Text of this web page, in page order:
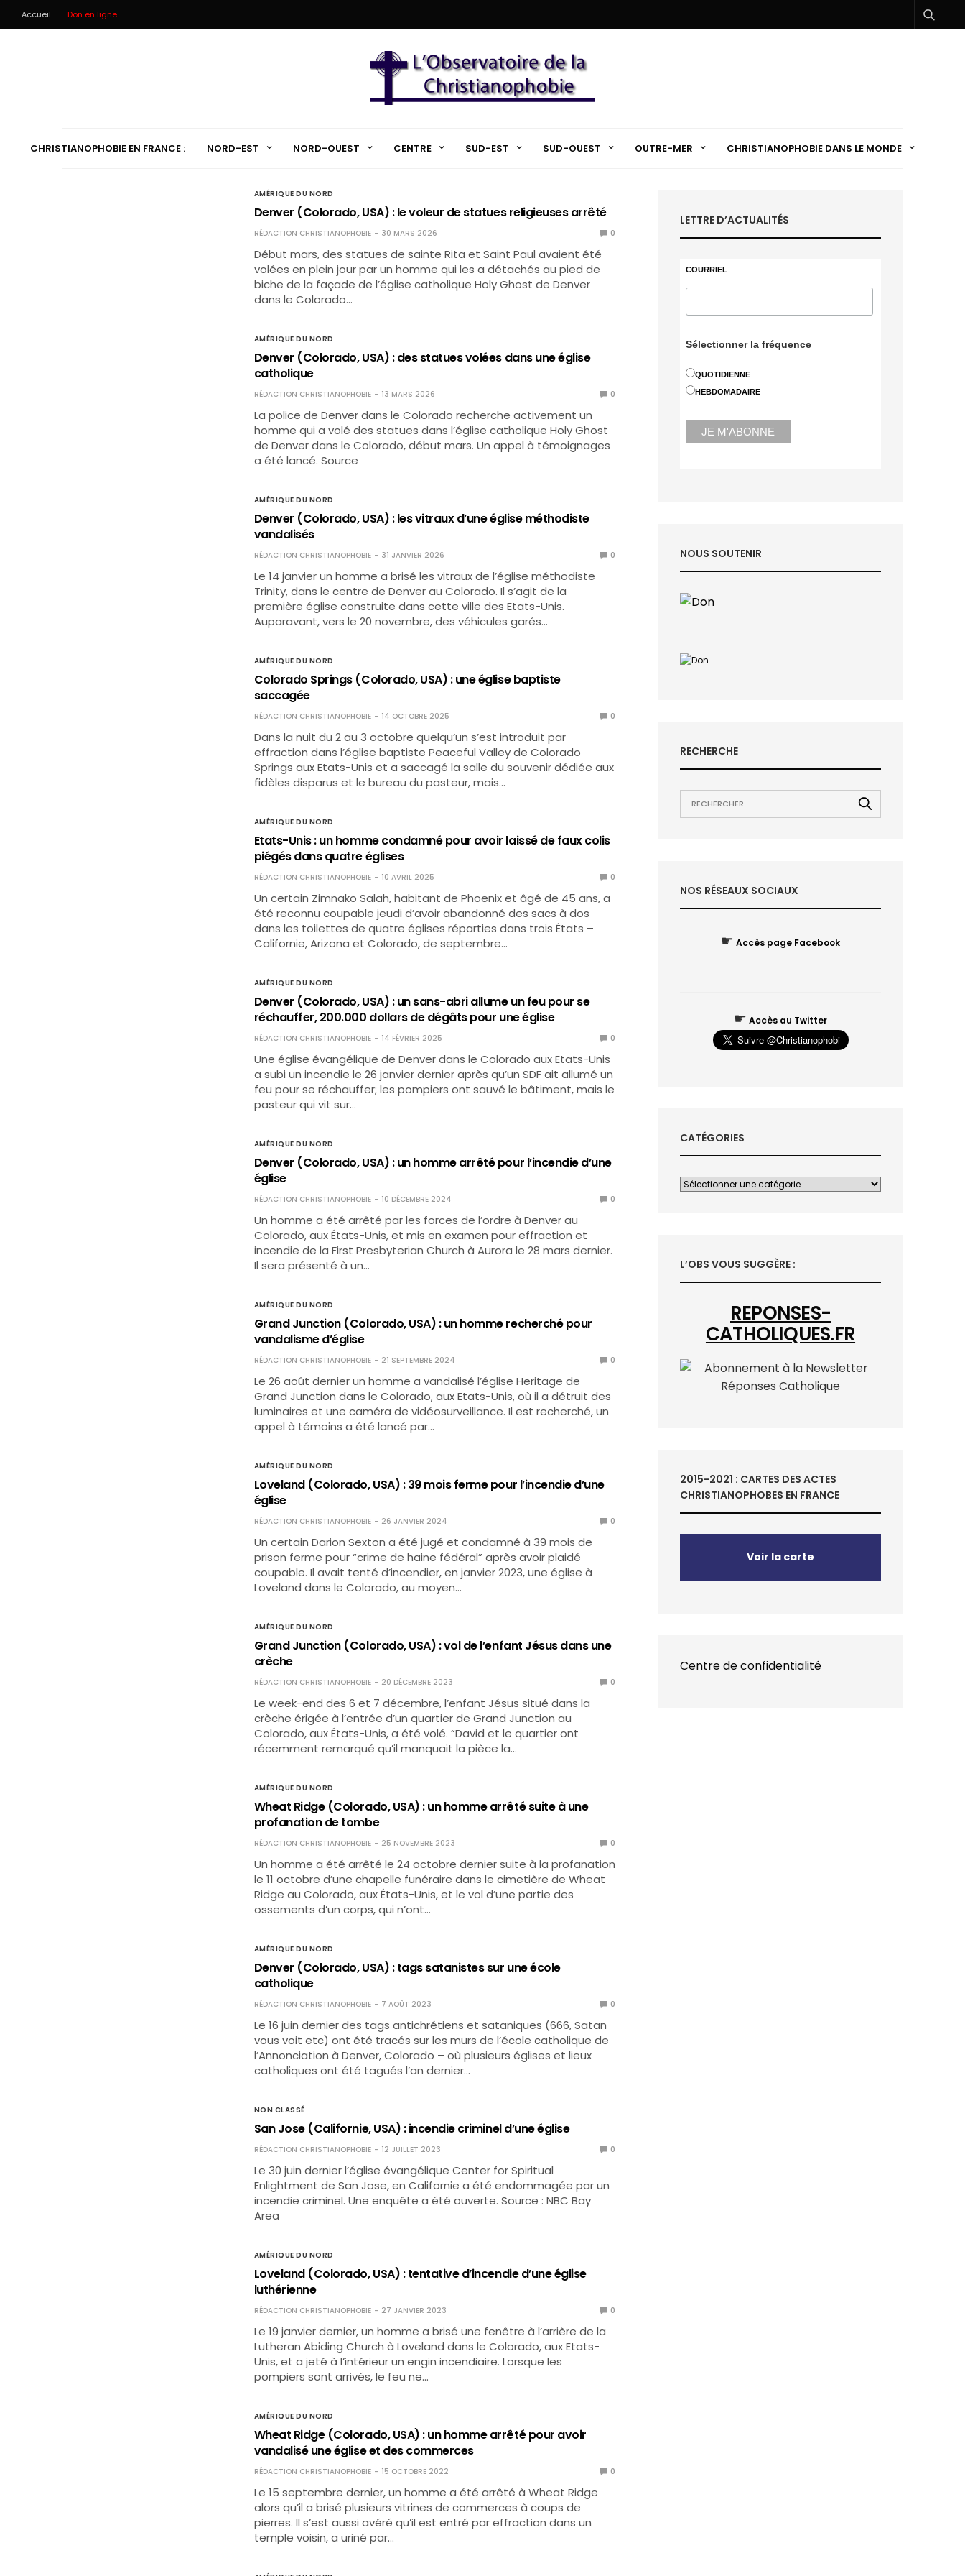
Accueil Don en ligne
CHRISTIANOPHOBIE EN FRANCE : NORD-EST NORD-OUEST CENTRE SUD-EST SUD-OUEST OUTRE-MER CHRISTIANOPHOBIE DANS LE MONDE
AMÉRIQUE DU NORD
Denver (Colorado, USA) : le voleur de statues religieuses arrêté
RÉDACTION CHRISTIANOPHOBIE 30 MARS 2026 0
Début mars, des statues de sainte Rita et Saint Paul avaient été
volées en plein jour par un homme qui les a détachés au pied de
biche de la façade de l’église catholique Holy Ghost de Denver
dans le Colorado…
AMÉRIQUE DU NORD
Denver (Colorado, USA) : des statues volées dans une église
catholique
RÉDACTION CHRISTIANOPHOBIE 13 MARS 2026 0
La police de Denver dans le Colorado recherche activement un
homme qui a volé des statues dans l’église catholique Holy Ghost
de Denver dans le Colorado, début mars. Un appel à témoignages
a été lancé. Source
AMÉRIQUE DU NORD
Denver (Colorado, USA) : les vitraux d’une église méthodiste
vandalisés
RÉDACTION CHRISTIANOPHOBIE 31 JANVIER 2026 0
Le 14 janvier un homme a brisé les vitraux de l’église méthodiste
Trinity, dans le centre de Denver au Colorado. Il s’agit de la
première église construite dans cette ville des Etats-Unis.
Auparavant, vers le 20 novembre, des véhicules garés…
AMÉRIQUE DU NORD
Colorado Springs (Colorado, USA) : une église baptiste
saccagée
RÉDACTION CHRISTIANOPHOBIE 14 OCTOBRE 2025 0
Dans la nuit du 2 au 3 octobre quelqu’un s’est introduit par
effraction dans l’église baptiste Peaceful Valley de Colorado
Springs aux Etats-Unis et a saccagé la salle du souvenir dédiée aux
fidèles disparus et le bureau du pasteur, mais…
AMÉRIQUE DU NORD
Etats-Unis : un homme condamné pour avoir laissé de faux colis
piégés dans quatre églises
RÉDACTION CHRISTIANOPHOBIE 10 AVRIL 2025 0
Un certain Zimnako Salah, habitant de Phoenix et âgé de 45 ans, a
été reconnu coupable jeudi d’avoir abandonné des sacs à dos
dans les toilettes de quatre églises réparties dans trois États –
Californie, Arizona et Colorado, de septembre…
AMÉRIQUE DU NORD
Denver (Colorado, USA) : un sans-abri allume un feu pour se
réchauffer, 200.000 dollars de dégâts pour une église
RÉDACTION CHRISTIANOPHOBIE 14 FÉVRIER 2025 0
Une église évangélique de Denver dans le Colorado aux Etats-Unis
a subi un incendie le 26 janvier dernier après qu’un SDF ait allumé un
feu pour se réchauffer; les pompiers ont sauvé le bâtiment, mais le
pasteur qui vit sur…
AMÉRIQUE DU NORD
Denver (Colorado, USA) : un homme arrêté pour l’incendie d’une
église
RÉDACTION CHRISTIANOPHOBIE 10 DÉCEMBRE 2024 0
Un homme a été arrêté par les forces de l’ordre à Denver au
Colorado, aux États-Unis, et mis en examen pour effraction et
incendie de la First Presbyterian Church à Aurora le 28 mars dernier.
Il sera présenté à un…
AMÉRIQUE DU NORD
Grand Junction (Colorado, USA) : un homme recherché pour
vandalisme d’église
RÉDACTION CHRISTIANOPHOBIE 21 SEPTEMBRE 2024 0
Le 26 août dernier un homme a vandalisé l’église Heritage de
Grand Junction dans le Colorado, aux Etats-Unis, où il a détruit des
luminaires et une caméra de vidéosurveillance. Il est recherché, un
appel à témoins a été lancé par…
AMÉRIQUE DU NORD
Loveland (Colorado, USA) : 39 mois ferme pour l’incendie d’une
église
RÉDACTION CHRISTIANOPHOBIE 26 JANVIER 2024 0
Un certain Darion Sexton a été jugé et condamné à 39 mois de
prison ferme pour “crime de haine fédéral” après avoir plaidé
coupable. Il avait tenté d’incendier, en janvier 2023, une église à
Loveland dans le Colorado, au moyen…
AMÉRIQUE DU NORD
Grand Junction (Colorado, USA) : vol de l’enfant Jésus dans une
crèche
RÉDACTION CHRISTIANOPHOBIE 20 DÉCEMBRE 2023 0
Le week-end des 6 et 7 décembre, l’enfant Jésus situé dans la
crèche érigée à l’entrée d’un quartier de Grand Junction au
Colorado, aux États-Unis, a été volé. “David et le quartier ont
récemment remarqué qu’il manquait la pièce la…
AMÉRIQUE DU NORD
Wheat Ridge (Colorado, USA) : un homme arrêté suite à une
profanation de tombe
RÉDACTION CHRISTIANOPHOBIE 25 NOVEMBRE 2023 0
Un homme a été arrêté le 24 octobre dernier suite à la profanation
le 11 octobre d’une chapelle funéraire dans le cimetière de Wheat
Ridge au Colorado, aux États-Unis, et le vol d’une partie des
ossements d’un corps, qui n’ont…
AMÉRIQUE DU NORD
Denver (Colorado, USA) : tags satanistes sur une école
catholique
RÉDACTION CHRISTIANOPHOBIE 7 AOÛT 2023 0
Le 16 juin dernier des tags antichrétiens et sataniques (666, Satan
vous voit etc) ont été tracés sur les murs de l’école catholique de
l’Annonciation à Denver, Colorado – où plusieurs églises et lieux
catholiques ont été tagués l’an dernier…
NON CLASSÉ
San Jose (Californie, USA) : incendie criminel d’une église
RÉDACTION CHRISTIANOPHOBIE 12 JUILLET 2023 0
Le 30 juin dernier l’église évangélique Center for Spiritual
Enlightment de San Jose, en Californie a été endommagée par un
incendie criminel. Une enquête a été ouverte. Source : NBC Bay
Area
AMÉRIQUE DU NORD
Loveland (Colorado, USA) : tentative d’incendie d’une église
luthérienne
RÉDACTION CHRISTIANOPHOBIE 27 JANVIER 2023 0
Le 19 janvier dernier, un homme a brisé une fenêtre à l’arrière de la
Lutheran Abiding Church à Loveland dans le Colorado, aux Etats-
Unis, et a jeté à l’intérieur un engin incendiaire. Lorsque les
pompiers sont arrivés, le feu ne…
AMÉRIQUE DU NORD
Wheat Ridge (Colorado, USA) : un homme arrêté pour avoir
vandalisé une église et des commerces
RÉDACTION CHRISTIANOPHOBIE 15 OCTOBRE 2022 0
Le 15 septembre dernier, un homme a été arrêté à Wheat Ridge
alors qu’il a brisé plusieurs vitrines de commerces à coups de
pierres. Il s’est aussi avéré qu’il est entré par effraction dans un
temple voisin, a uriné par…
LETTRE D’ACTUALITÉS
COURRIEL
Sélectionner la fréquence
QUOTIDIENNE
HEBDOMADAIRE
NOUS SOUTENIR
RECHERCHE
NOS RÉSEAUX SOCIAUX
☛ Accès page Facebook
☛ Accès au Twitter
CATÉGORIES
L’OBS VOUS SUGGÈRE :
REPONSES-
CATHOLIQUES.FR
2015-2021 : CARTES DES ACTES
CHRISTIANOPHOBES EN FRANCE
Voir la carte
Centre de confidentialité